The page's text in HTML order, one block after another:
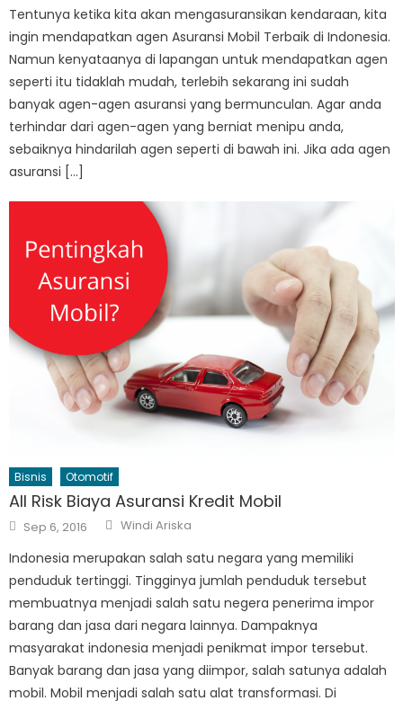
Tentunya ketika kita akan mengasuransikan kendaraan, kita
ingin mendapatkan agen Asuransi Mobil Terbaik di Indonesia.
Namun kenyataanya di lapangan untuk mendapatkan agen
seperti itu tidaklah mudah, terlebih sekarang ini sudah
banyak agen-agen asuransi yang bermunculan. Agar anda
terhindar dari agen-agen yang berniat menipu anda,
sebaiknya hindarilah agen seperti di bawah ini. Jika ada agen
asuransi […]
Bisnis Otomotif
All Risk Biaya Asuransi Kredit Mobil
Posted
on
Sep 6, 2016 Author
Windi Ariska
Indonesia merupakan salah satu negara yang memiliki
penduduk tertinggi. Tingginya jumlah penduduk tersebut
membuatnya menjadi salah satu negera penerima impor
barang dan jasa dari negara lainnya. Dampaknya
masyarakat indonesia menjadi penikmat impor tersebut.
Banyak barang dan jasa yang diimpor, salah satunya adalah
mobil. Mobil menjadi salah satu alat transformasi. Di